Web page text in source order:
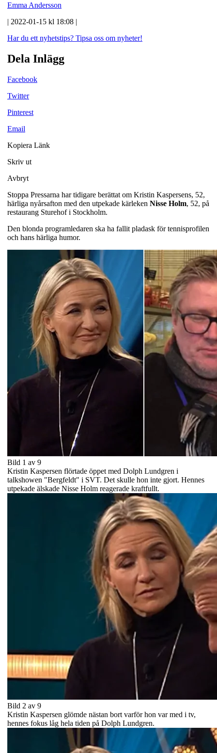
Emma Andersson
| 2022-01-15 kl 18:08 |
Har du ett nyhetstips? Tipsa oss om nyheter!
Dela Inlägg
Facebook
Twitter
Pinterest
Email
Kopiera Länk
Skriv ut
Avbryt
Stoppa Pressarna har tidigare berättat om Kristin Kaspersens, 52,
härliga nyårsafton med den utpekade kärleken Nisse Holm, 52, på
restaurang Sturehof i Stockholm.
Den blonda programledaren ska ha fallit pladask för tennisprofilen
och hans härliga humor.
Bild 1 av 9
Kristin Kaspersen flörtade öppet med Dolph Lundgren i
talkshowen "Bergfeldt" i SVT. Det skulle hon inte gjort. Hennes
utpekade älskade Nisse Holm reagerade kraftfullt.
Bild 2 av 9
Kristin Kaspersen glömde nästan bort varför hon var med i tv,
hennes fokus låg hela tiden på Dolph Lundgren.